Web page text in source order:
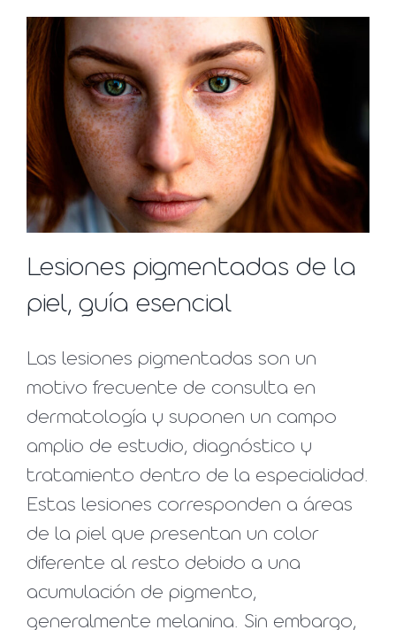
Lesiones pigmentadas de la
piel, guía esencial
Las lesiones pigmentadas son un
motivo frecuente de consulta en
dermatología y suponen un campo
amplio de estudio, diagnóstico y
tratamiento dentro de la especialidad.
Estas lesiones corresponden a áreas
de la piel que presentan un color
diferente al resto debido a una
acumulación de pigmento,
generalmente melanina. Sin embargo,